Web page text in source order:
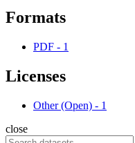
Formats
PDF - 1
Licenses
Other (Open) - 1
close